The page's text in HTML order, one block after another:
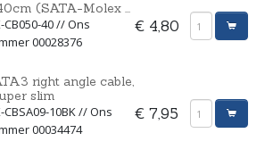
(SATA-Molex ...
CB050-40 // Ons
00028376
€ 4,80
right angle cable,
slim
10BK // Ons
00034474
€ 7,95